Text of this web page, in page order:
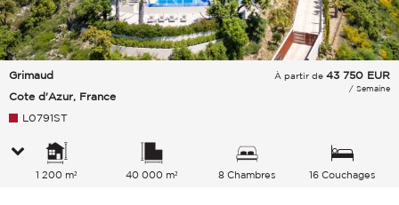
Grimaud
Cote d'Azur, France
À partir de 43 750 EUR
/ Semaine
L0791ST
1 200 m² 40 000 m² 8 Chambres 16 Couchages